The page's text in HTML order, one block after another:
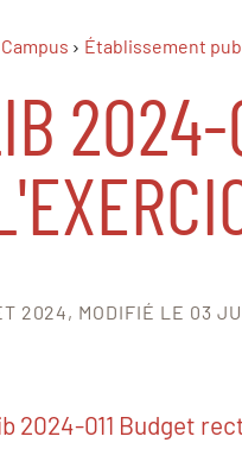
Établissement
2024-
2024 MODIFIÉ LE 03
2024-011 Budget